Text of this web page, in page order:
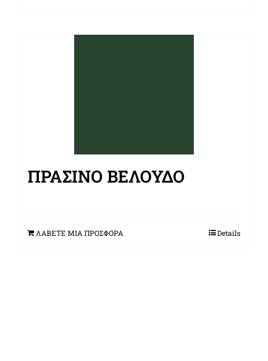
ΠΡΆΣΙΝΟ ΒΕΛΟΎΔΟ
ΛΑΒΕΤΕ ΜΙΑ ΠΡΟΣΦΟΡΑ Details